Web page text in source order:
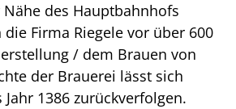
des Hauptbahnhofs
die Firma Riegele vor über 600
/ dem Brauen von
der Brauerei lässt sich
1386 zurückverfolgen.